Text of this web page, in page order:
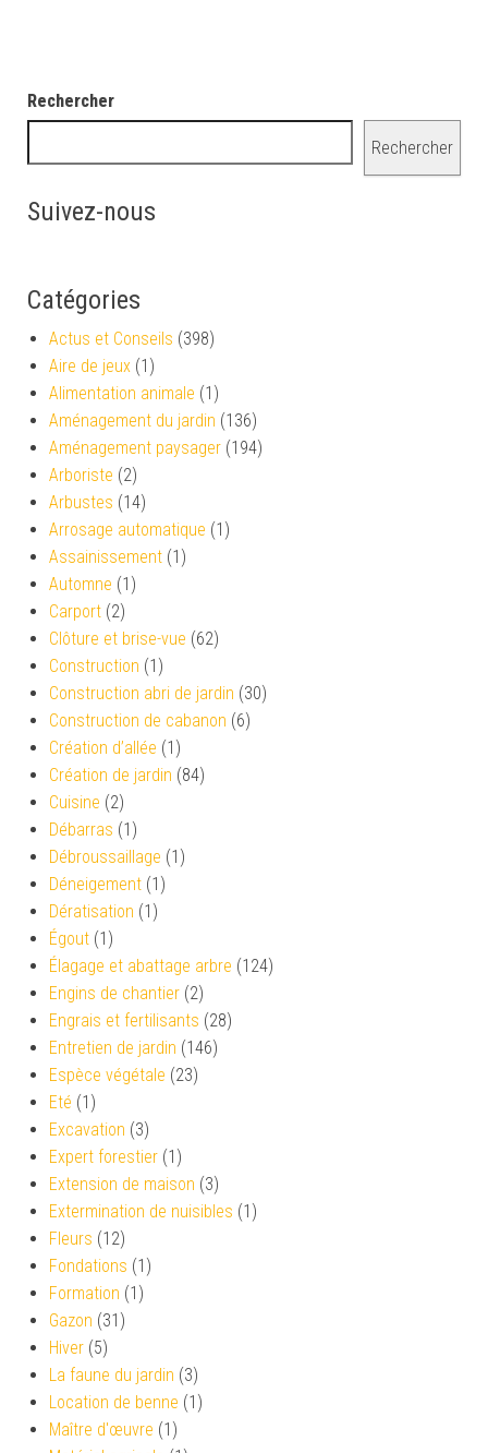
Rechercher
Rechercher
Suivez-nous
Catégories
Actus et Conseils (398)
Aire de jeux (1)
Alimentation animale (1)
Aménagement du jardin (136)
Aménagement paysager (194)
Arboriste (2)
Arbustes (14)
Arrosage automatique (1)
Assainissement (1)
Automne (1)
Carport (2)
Clôture et brise-vue (62)
Construction (1)
Construction abri de jardin (30)
Construction de cabanon (6)
Création d’allée (1)
Création de jardin (84)
Cuisine (2)
Débarras (1)
Débroussaillage (1)
Déneigement (1)
Dératisation (1)
Égout (1)
Élagage et abattage arbre (124)
Engins de chantier (2)
Engrais et fertilisants (28)
Entretien de jardin (146)
Espèce végétale (23)
Eté (1)
Excavation (3)
Expert forestier (1)
Extension de maison (3)
Extermination de nuisibles (1)
Fleurs (12)
Fondations (1)
Formation (1)
Gazon (31)
Hiver (5)
La faune du jardin (3)
Location de benne (1)
Maître d'œuvre (1)